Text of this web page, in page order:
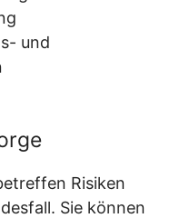
und
Risiken
Sie können